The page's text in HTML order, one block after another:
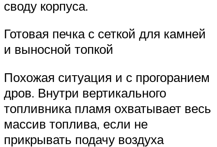
своду корпуса.
Готовая печка с сеткой для камней
и выносной топкой
Похожая ситуация и с прогоранием
дров. Внутри вертикального
топливника пламя охватывает весь
массив топлива, если не
прикрывать подачу воздуха